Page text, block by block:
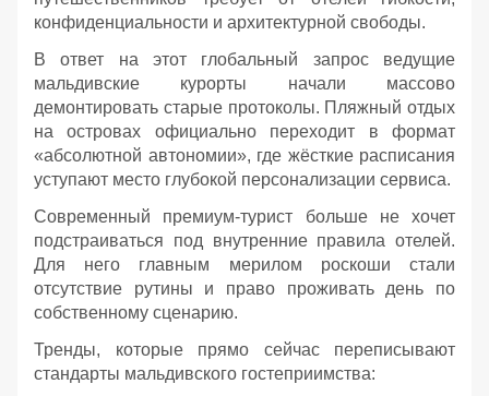
конфиденциальности и архитектурной свободы.
В ответ на этот глобальный запрос ведущие
мальдивские курорты начали массово
демонтировать старые протоколы. Пляжный отдых
на островах официально переходит в формат
«абсолютной автономии», где жёсткие расписания
уступают место глубокой персонализации сервиса.
Современный премиум-турист больше не хочет
подстраиваться под внутренние правила отелей.
Для него главным мерилом роскоши стали
отсутствие рутины и право проживать день по
собственному сценарию.
Тренды, которые прямо сейчас переписывают
стандарты мальдивского гостеприимства: